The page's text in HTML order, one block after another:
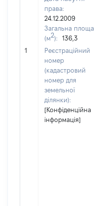
1
права:
24.12.2009
Загальна площа
(м2):
136,3
Реєстраційний
номер
(кадастровий
номер для
земельної
ділянки):
[Конфіденційна
інформація]